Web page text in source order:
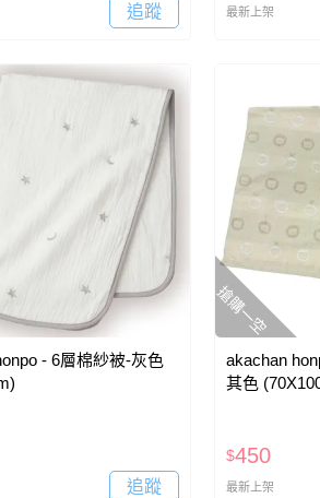
追蹤 最新上架
- 6層棉紗被-灰色
追蹤
搶購一空
akachan
其色
$450
最新上架